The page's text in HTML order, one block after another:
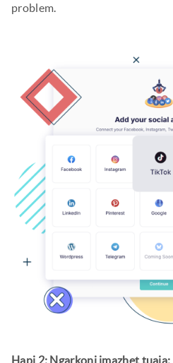
problem.
Hapi 2: Ngarkoni imazhet tuaja: